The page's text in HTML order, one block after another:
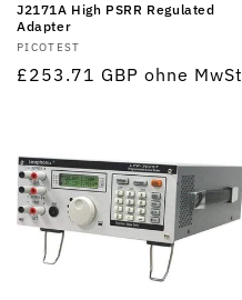
J2171A High PSRR Regulated
Adapter
Anbieter:
PICOTEST
Normaler
£253.71 GBP ohne MwSt